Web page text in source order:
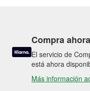
Compra
El servicio de
está ahora
Más información